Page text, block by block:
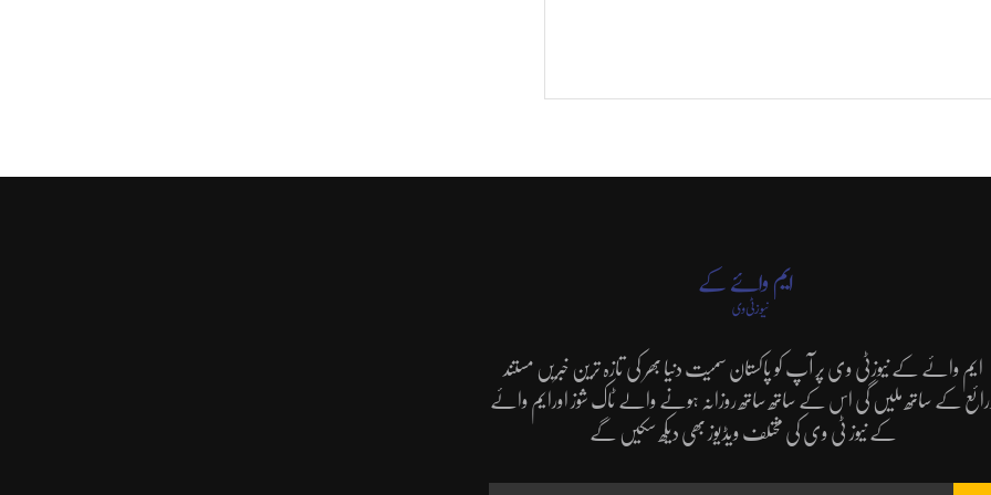
ایم وائے کے نیوزٹی وی پر آپ کو پاکستان سمیت دنیا بھر کی تازہ ترین خبریں مستند
کے ساتھ ملیں گی اس کے ساتھ ساتھ روزانہ ہونے والے ٹاک شوز اورایم وائے
کے نیوز ٹی وی کی مختلف ویڈیوز بھی دیکھ سکیں گے